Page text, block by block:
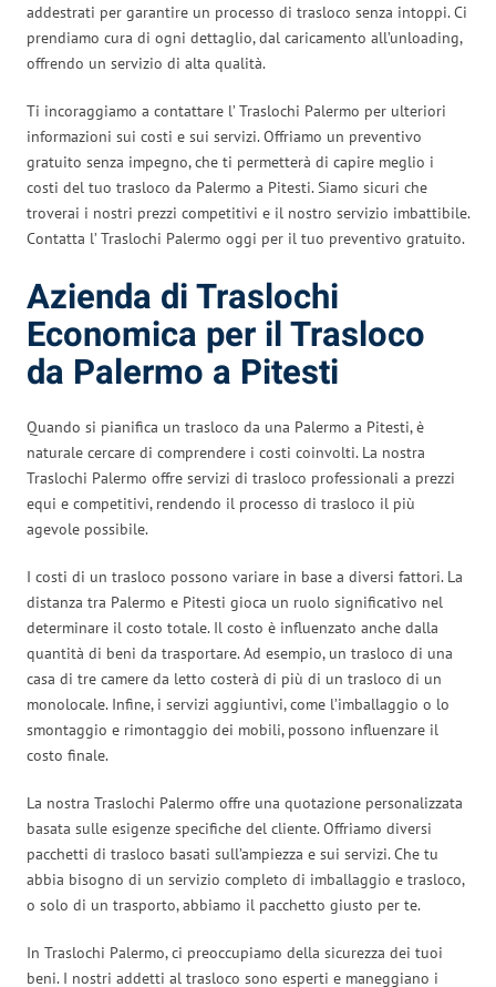
addestrati per garantire un processo di trasloco senza intoppi. Ci
prendiamo cura di ogni dettaglio, dal caricamento all’unloading,
offrendo un servizio di alta qualità.
Ti incoraggiamo a contattare l’ Traslochi Palermo per ulteriori
informazioni sui costi e sui servizi. Offriamo un preventivo
gratuito senza impegno, che ti permetterà di capire meglio i
costi del tuo trasloco da Palermo a Pitesti. Siamo sicuri che
troverai i nostri prezzi competitivi e il nostro servizio imbattibile.
Contatta l’ Traslochi Palermo oggi per il tuo preventivo gratuito.
Azienda di Traslochi
Economica per il Trasloco
da Palermo a Pitesti
Quando si pianifica un trasloco da una Palermo a Pitesti, è
naturale cercare di comprendere i costi coinvolti. La nostra
Traslochi Palermo offre servizi di trasloco professionali a prezzi
equi e competitivi, rendendo il processo di trasloco il più
agevole possibile.
I costi di un trasloco possono variare in base a diversi fattori. La
distanza tra Palermo e Pitesti gioca un ruolo significativo nel
determinare il costo totale. Il costo è influenzato anche dalla
quantità di beni da trasportare. Ad esempio, un trasloco di una
casa di tre camere da letto costerà di più di un trasloco di un
monolocale. Infine, i servizi aggiuntivi, come l’imballaggio o lo
smontaggio e rimontaggio dei mobili, possono influenzare il
costo finale.
La nostra Traslochi Palermo offre una quotazione personalizzata
basata sulle esigenze specifiche del cliente. Offriamo diversi
pacchetti di trasloco basati sull’ampiezza e sui servizi. Che tu
abbia bisogno di un servizio completo di imballaggio e trasloco,
o solo di un trasporto, abbiamo il pacchetto giusto per te.
In Traslochi Palermo, ci preoccupiamo della sicurezza dei tuoi
beni. I nostri addetti al trasloco sono esperti e maneggiano i